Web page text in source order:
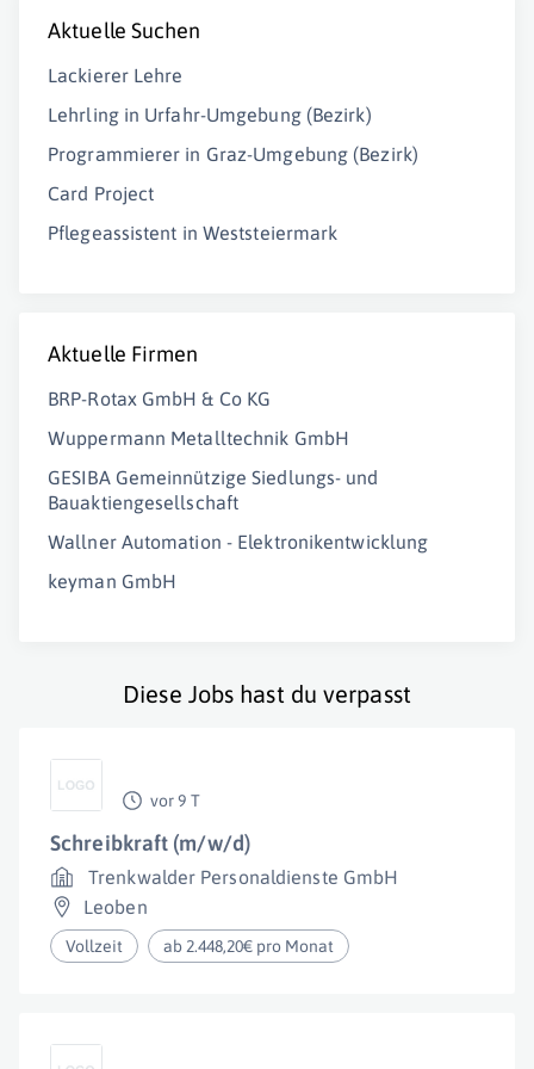
Aktuelle Suchen
Lackierer Lehre
Lehrling in Urfahr-Umgebung (Bezirk)
Programmierer in Graz-Umgebung (Bezirk)
Card Project
Pflegeassistent in Weststeiermark
Aktuelle Firmen
BRP-Rotax GmbH & Co KG
Wuppermann Metalltechnik GmbH
GESIBA Gemeinnützige Siedlungs- und
Bauaktiengesellschaft
Wallner Automation - Elektronikentwicklung
keyman GmbH
Diese Jobs hast du verpasst
vor 9 T
Schreibkraft (m/w/d)
Trenkwalder Personaldienste GmbH
Leoben
Vollzeit ab 2.448,20€ pro Monat